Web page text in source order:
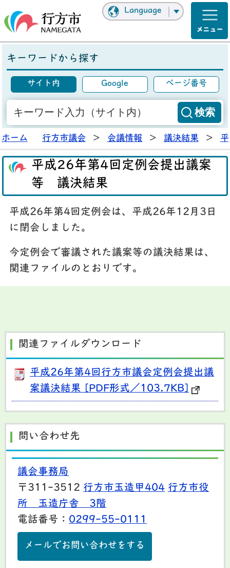
Language
キーワードから探す
サイト内 Google ページ番号
ホーム 行方市議会 > 会議情報 > 議決結果 >
平成26年第4回定例会提出議案
等 議決結果
平成26年第4回定例会は、平成26年12月3日
に閉会しました。
今定例会で審議された議案等の議決結果は、
関連ファイルのとおりです。
関連ファイルダウンロード
平成26年第4回行方市議会定例会提出議
案議決結果 [PDF形式／103.7KB]
問い合わせ先
議会事務局
〒311-3512 行方市玉造甲404 行方市役
所 玉造庁舎 3階
電話番号： 0299-55-0111
メールでお問い合わせをする